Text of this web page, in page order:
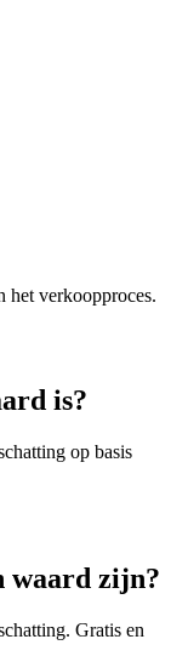
het verkoopproces.
is?
op basis
waard zijn?
Gratis en